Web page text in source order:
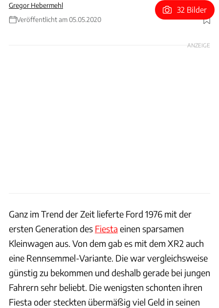
Gregor Hebermehl
Veröffentlicht am 05.05.2020
Foto: H&H Classics
32 Bilder
ANZEIGE
Ganz im Trend der Zeit lieferte Ford 1976 mit der
ersten Generation des Fiesta einen sparsamen
Kleinwagen aus. Von dem gab es mit dem XR2 auch
eine Rennsemmel-Variante. Die war vergleichsweise
günstig zu bekommen und deshalb gerade bei jungen
Fahrern sehr beliebt. Die wenigsten schonten ihren
Fiesta oder steckten übermäßig viel Geld in seinen